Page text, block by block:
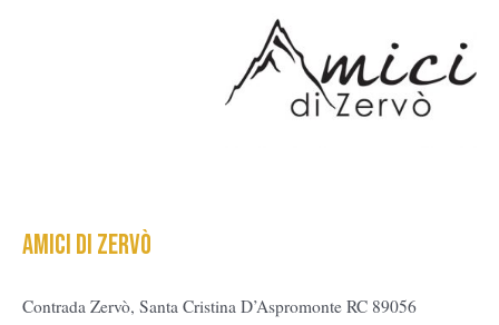
AMICI di zervò
Contrada Zervò, Santa Cristina D’Aspromonte RC 89056